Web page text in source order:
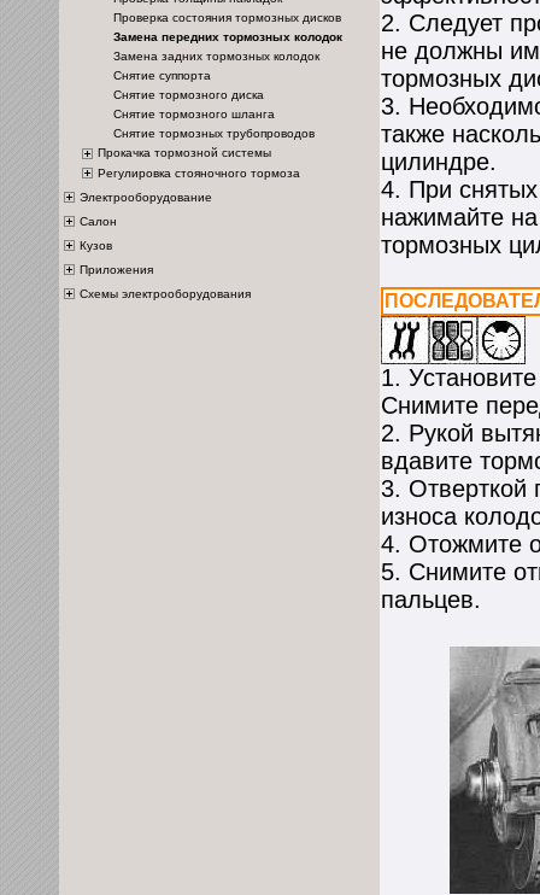
Проверка состояния тормозных дисков
Замена передних тормозных колодок
Замена задних тормозных колодок
Снятие суппорта
Снятие тормозного диска
Снятие тормозного шланга
Снятие тормозных трубопроводов
Прокачка тормозной системы
Регулировка стояночного тормоза
Электрооборудование
Салон
Кузов
Приложения
Схемы электрооборудования
2. Следует
не должны
тормозных
3.
также
цилиндре.
4. При
нажимайте
тормозных
1.
Снимите
2. Рукой
вдавите
3. Отверткой
износа
4. Отожмите
5. Снимите
пальцев.